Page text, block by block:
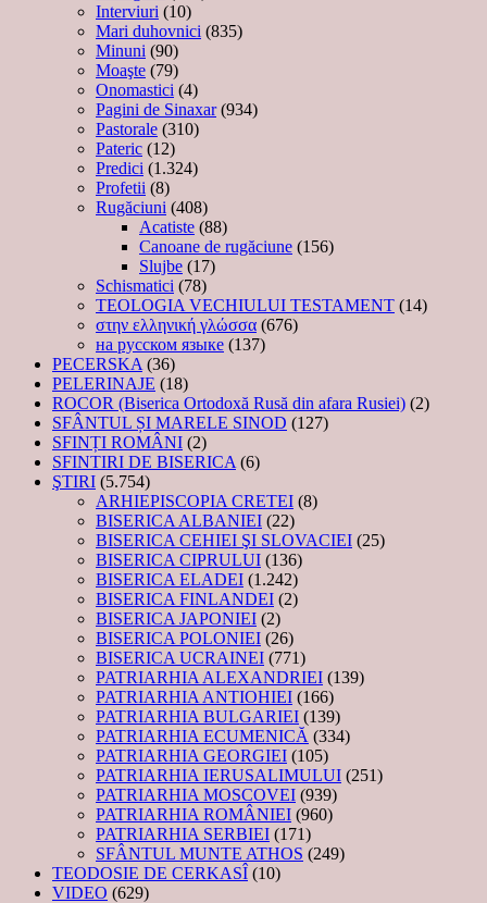
Interviuri (10)
Mari duhovnici (835)
Minuni (90)
Moaşte (79)
Onomastici (4)
Pagini de Sinaxar(934)
Pastorale (310)
Pateric (12)
Predici (1.324)
Profetii (8)
Rugăciuni (408)
Acatiste (88)
Canoane de rugăciune (156)
Slujbe (17)
Schismatici (78)
TEOLOGIA VECHIULUI TESTAMENT (14)
στην ελληνική γλώσσα (676)
на русском языке (137)
PECERSKA (36)
PELERINAJE (18)
ROCOR (Biserica Ortodoxă Rusă din afara Rusiei) (2)
SFÂNTUL ȘI MARELE SINOD (127)
SFINȚI ROMÂNI (2)
SFINTIRI DE BISERICA (6)
ŞTIRI (5.754)
ARHIEPISCOPIA CRETEI (8)
BISERICA ALBANIEI (22)
BISERICA CEHIEI ŞI SLOVACIEI (25)
BISERICA CIPRULUI (136)
BISERICA ELADEI (1.242)
BISERICA FINLANDEI (2)
BISERICA JAPONIEI (2)
BISERICA POLONIEI (26)
BISERICA UCRAINEI (771)
PATRIARHIA ALEXANDRIEI (139)
PATRIARHIA ANTIOHIEI (166)
PATRIARHIA BULGARIEI (139)
PATRIARHIA ECUMENICĂ (334)
PATRIARHIA GEORGIEI (105)
PATRIARHIA IERUSALIMULUI (251)
PATRIARHIA MOSCOVEI (939)
PATRIARHIA ROMÂNIEI (960)
PATRIARHIA SERBIEI (171)
SFÂNTUL MUNTE ATHOS (249)
TEODOSIE DE CERKASÎ (10)
VIDEO (629)